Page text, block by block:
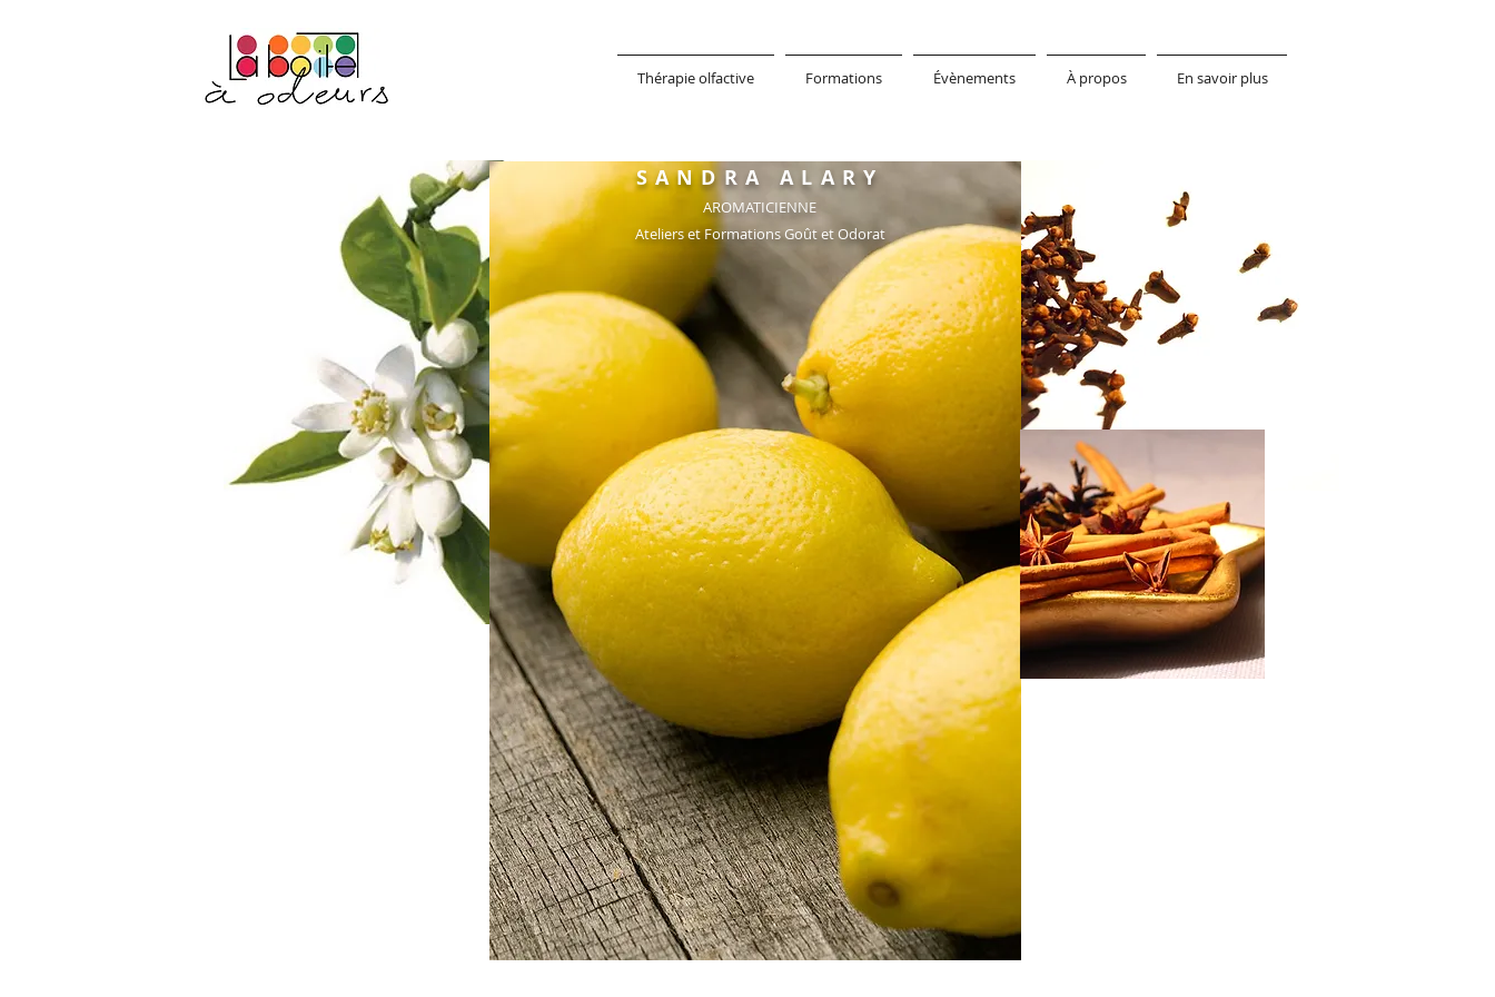
Thérapie olfactive Formations Évènements À propos En savoir plus
La Boîte à Odeurs
- consulting en aromatique alimentaire
- création aromatique
- ateliers goût et odorat
SANDRA ALARY
AROMATICIENNE
Ateliers et Formations Goût et Odorat